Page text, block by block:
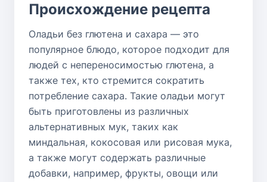
Происхождение рецепта
Оладьи без глютена и сахара — это
популярное блюдо, которое подходит для
людей с непереносимостью глютена, а
также тех, кто стремится сократить
потребление сахара. Такие оладьи могут
быть приготовлены из различных
альтернативных мук, таких как
миндальная, кокосовая или рисовая мука,
а также могут содержать различные
добавки, например, фрукты, овощи или